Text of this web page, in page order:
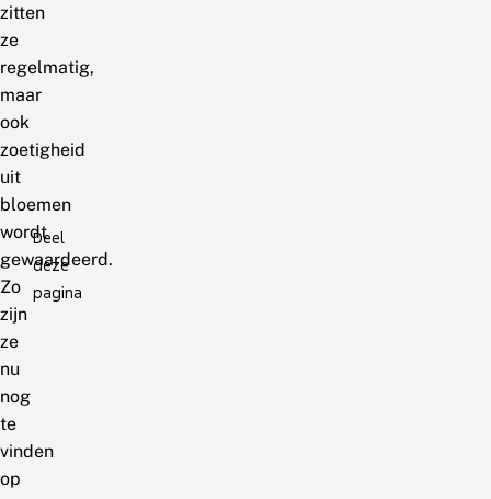
zitten
ze
regelmatig,
maar
ook
zoetigheid
uit
bloemen
wordt
gewaardeerd.
Zo
zijn
ze
nu
nog
te
vinden
op
Deel
deze
pagina